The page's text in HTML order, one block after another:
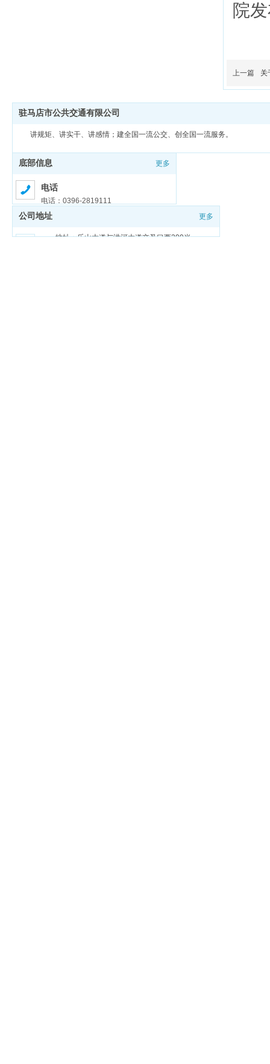
院
上一篇 关
驻马店市公共交通有限公司
讲规矩、讲实干、讲感情；建全国一流公交、创全国一流服务。
底部信息 更多
电话
电话：0396-2819111
邮箱
邮箱：zmdgongjiao@sina.com
公司地址 更多
地址：乐山大道与洪河大道交叉口西200米